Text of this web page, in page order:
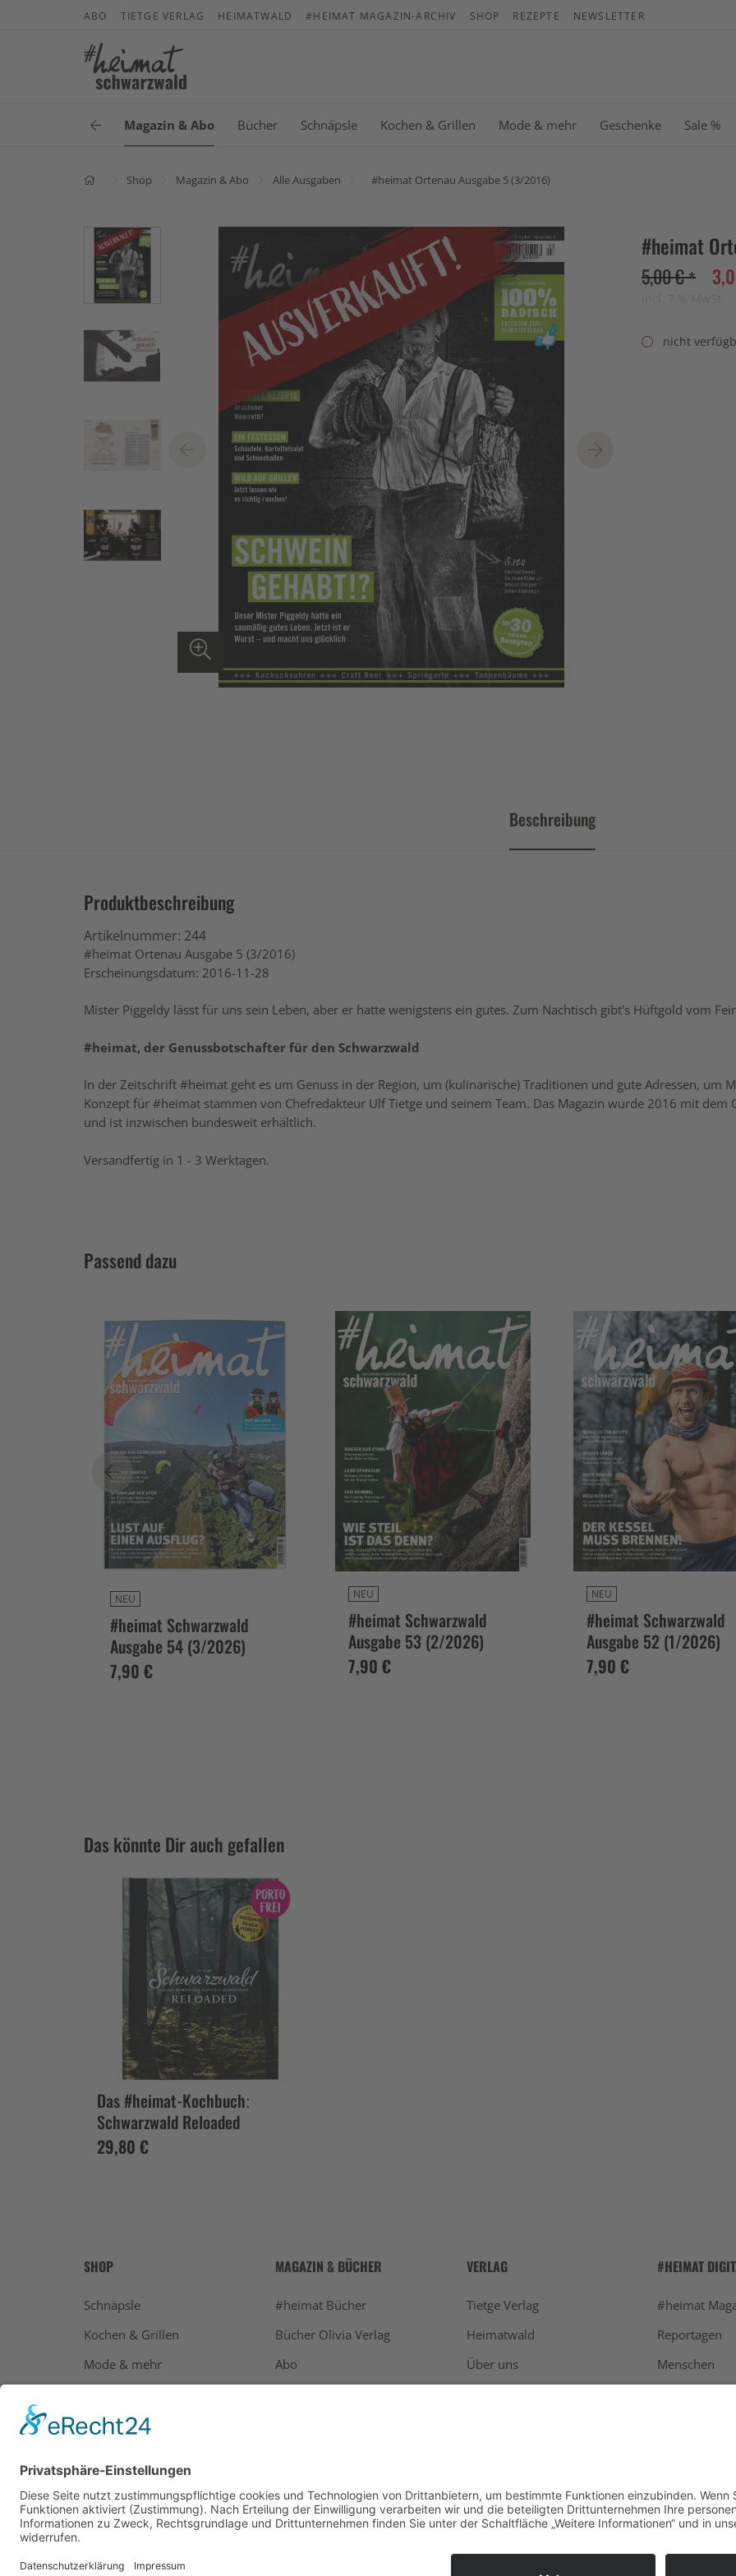
ABO TIETGE VERLAG HEIMATWALD #HEIMAT MAGAZIN-ARCHIV SHOP REZEPTE NEWSLETTER
Magazin & Abo Bücher Schnäpsle Kochen & Grillen Mode & mehr Geschenke Sale %
Shop Magazin & Abo Alle Ausgaben #heimat Ortenau Ausgabe 5 (3/2016)
#heimat
5,00 € *
nicht
Beschreibung
Produktbeschreibung
Artikelnummer: 244
#heimat Ortenau Ausgabe 5 (3/2016)
Erscheinungsdatum: 2016-11-28
Mister Piggeldy lässt für uns sein Leben, aber er hatte wenigstens ein gutes. Zum Nachtisch gibt's Hüftgold vom
#heimat, der Genussbotschafter für den Schwarzwald
In der Zeitschrift #heimat geht es um Genuss in der Region, um (kulinarische) Traditionen und gute Adressen, um
Konzept für #heimat stammen von Chefredakteur Ulf Tietge und seinem Team. Das Magazin wurde 2016 mit dem
und ist inzwischen bundesweit erhältlich.
Versandfertig in 1 - 3 Werktagen.
Passend dazu
NEU
#heimat Schwarzwald
Ausgabe 54 (3/2026)
7,90 €
NEU
#heimat Schwarzwald
Ausgabe 53 (2/2026)
7,90 €
NEU
#heimat Schwarzwald
Ausgabe 52 (1/2026)
7,90 €
Das könnte Dir auch gefallen
Das #heimat-Kochbuch:
Schwarzwald Reloaded
29,80 €
SHOP
Schnäpsle
Kochen & Grillen
Mode & mehr
MAGAZIN & BÜCHER
#heimat Bücher
Bücher Olivia Verlag
Abo
VERLAG
Tietge Verlag
Heimatwald
Über uns
#HEIMAT
#heimat
Reportagen
Menschen